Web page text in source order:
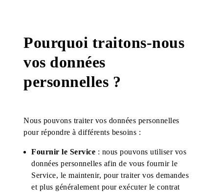
Pourquoi traitons-nous
vos données
personnelles ?
Nous pouvons traiter vos données personnelles
pour répondre à différents besoins :
Fournir le Service : nous pouvons utiliser vos
données personnelles afin de vous fournir le
Service, le maintenir, pour traiter vos demandes
et plus généralement pour exécuter le contrat